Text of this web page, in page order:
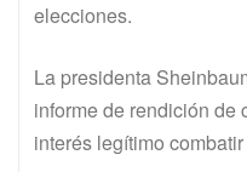
elecciones.
La presidenta
informe de rendición de
interés legítimo